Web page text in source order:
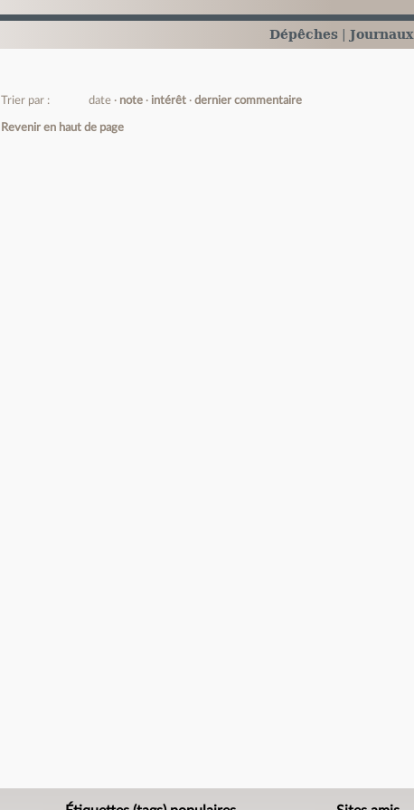
Dépêches Journaux
Trier par : date note intérêt dernier commentaire
Revenir en haut de page